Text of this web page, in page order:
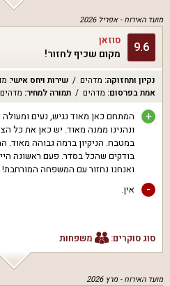
מועד האירוח -אפריל 2026
9.6 סוזאן
מקום שכיף לחזור!
נקיון ותחזוקה: מדהים שירות ויחס אישי:
אמת בפרסום: מדהים תמורה למחיר: מדהים
+
המתחם כאן מאוד נגיש, נעים
ונהנינו ממנה מאוד. יש כאן את כל
במטבח. הניקיון ברמה גבוהה מאוד.
בודקים שהכל בסדר. פעם ראשונה
ואנחנו נחזור עם המשפחה המורחבת!
- אין.
סוג סוקרים: משפחות
מועד האירוח -מרץ 2026